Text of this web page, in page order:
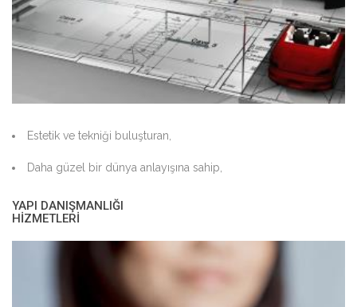
Estetik ve tekniği buluşturan,
Daha güzel bir dünya anlayışına sahip,
YAPI DANIŞMANLIĞI
HİZMETLERİ